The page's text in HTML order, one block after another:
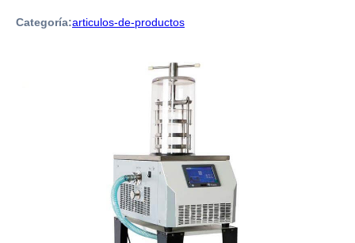
Categoría:articulos-de-productos